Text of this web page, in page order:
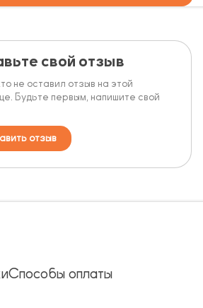
свой отзыв
не оставил отзыв на этой
Будьте первым, напишите свой
отзыв
Способы оплаты